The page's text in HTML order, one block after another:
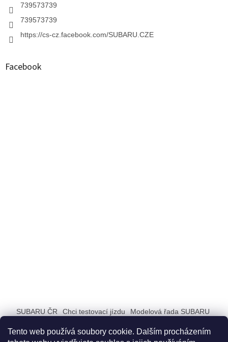
Tento web používá soubory cookie. Dalším procházením
739573739
739573739
https://cs-cz.facebook.com/SUBARU.CZE
Facebook
SUBARU ČR Chci testovací jízdu
Modelová řada SUBARU